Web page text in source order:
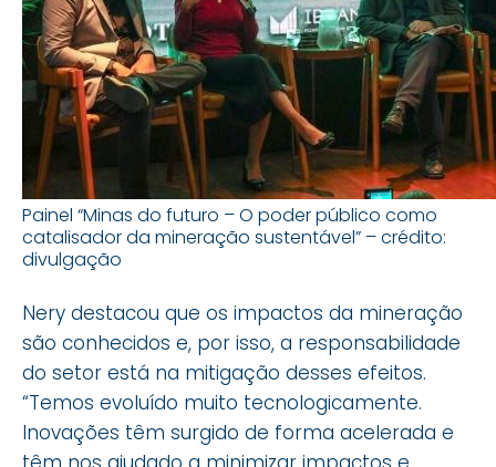
Painel “Minas do futuro – O poder público como
catalisador da mineração sustentável” – crédito:
divulgação
Nery destacou que os impactos da mineração
são conhecidos e, por isso, a responsabilidade
do setor está na mitigação desses efeitos.
“Temos evoluído muito tecnologicamente.
Inovações têm surgido de forma acelerada e